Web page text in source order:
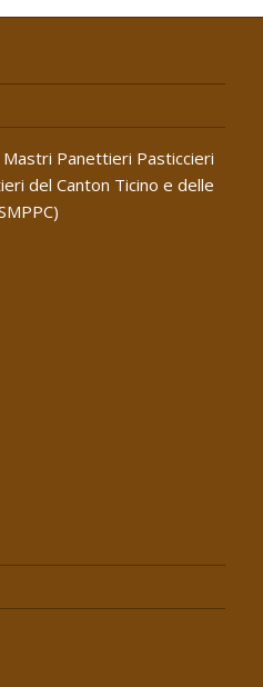
Mastri Panettieri Pasticcieri
del Canton Ticino e delle